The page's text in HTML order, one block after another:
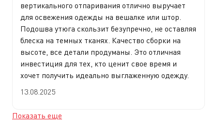
вертикального отпаривания отлично выручает
для освежения одежды на вешалке или штор.
Подошва утюга скользит безупречно, не оставляя
блеска на темных тканях. Качество сборки на
высоте, все детали продуманы. Это отличная
инвестиция для тех, кто ценит свое время и
хочет получить идеально выглаженную одежду.
13.08.2025
Показать еще